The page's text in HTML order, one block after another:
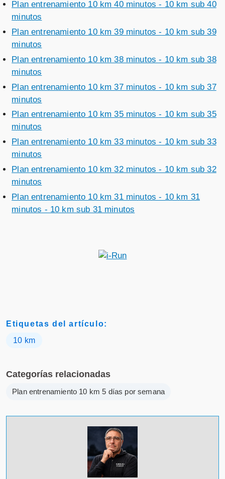
Plan entrenamiento 10 km 40 minutos - 10 km sub 40
minutos
Plan entrenamiento 10 km 39 minutos - 10 km sub 39
minutos
Plan entrenamiento 10 km 38 minutos - 10 km sub 38
minutos
Plan entrenamiento 10 km 37 minutos - 10 km sub 37
minutos
Plan entrenamiento 10 km 35 minutos - 10 km sub 35
minutos
Plan entrenamiento 10 km 33 minutos - 10 km sub 33
minutos
Plan entrenamiento 10 km 32 minutos - 10 km sub 32
minutos
Plan entrenamiento 10 km 31 minutos - 10 km 31
minutos - 10 km sub 31 minutos
Etiquetas del artículo:
10 km
Categorías relacionadas
Plan entrenamiento 10 km 5 días por semana